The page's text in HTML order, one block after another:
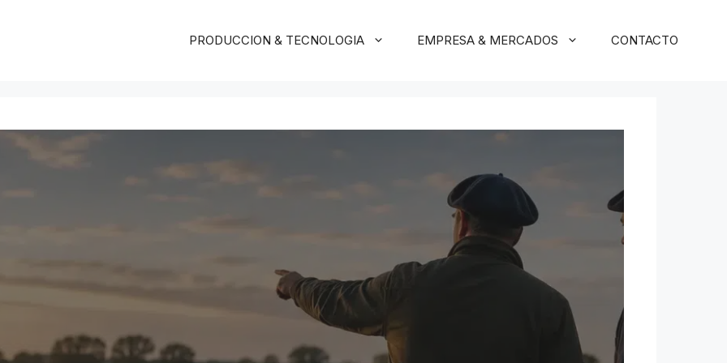
PRODUCCION & TECNOLOGIA EMPRESA & MERCADOS CONTACTO